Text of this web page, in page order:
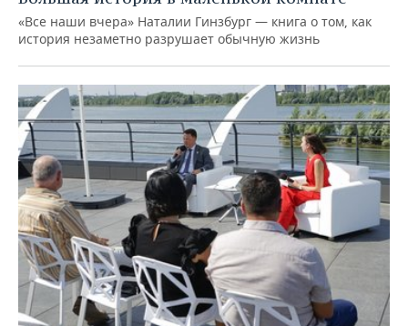
«Все наши вчера» Наталии Гинзбург — книга о том, как
история незаметно разрушает обычную жизнь